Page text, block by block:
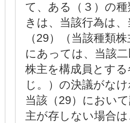
て、ある（３）の
きは、当該行為は
（29）（当該種類
にあっては、当該
株主を構成員とす
じ。）の決議がな
当該（29）におい
主が存しない場合